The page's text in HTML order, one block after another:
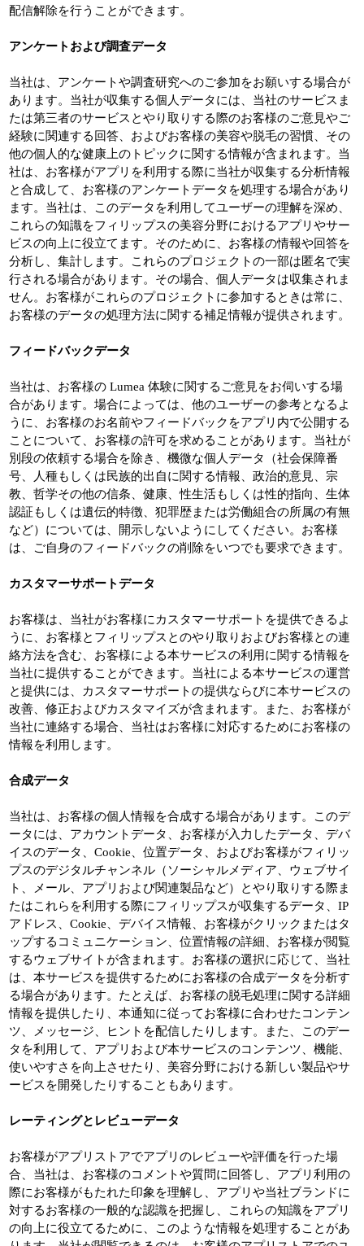
配信解除を行うことができます。
アンケートおよび調査データ
当社は、アンケートや調査研究へのご参加をお願いする場合が
あります。当社が収集する個人データには、当社のサービスま
たは第三者のサービスとやり取りする際のお客様のご意見やご
経験に関連する回答、およびお客様の美容や脱毛の習慣、その
他の個人的な健康上のトピックに関する情報が含まれます。当
社は、お客様がアプリを利用する際に当社が収集する分析情報
と合成して、お客様のアンケートデータを処理する場合があり
ます。当社は、このデータを利用してユーザーの理解を深め、
これらの知識をフィリップスの美容分野におけるアプリやサー
ビスの向上に役立てます。そのために、お客様の情報や回答を
分析し、集計します。これらのプロジェクトの一部は匿名で実
行される場合があります。その場合、個人データは収集されま
せん。お客様がこれらのプロジェクトに参加するときは常に、
お客様のデータの処理方法に関する補足情報が提供されます。
フィードバックデータ
当社は、お客様の Lumea 体験に関するご意見をお伺いする場
合があります。場合によっては、他のユーザーの参考となるよ
うに、お客様のお名前やフィードバックをアプリ内で公開する
ことについて、お客様の許可を求めることがあります。当社が
別段の依頼する場合を除き、機微な個人データ（社会保障番
号、人種もしくは民族的出自に関する情報、政治的意見、宗
教、哲学その他の信条、健康、性生活もしくは性的指向、生体
認証もしくは遺伝的特徴、犯罪歴または労働組合の所属の有無
など）については、開示しないようにしてください。お客様
は、ご自身のフィードバックの削除をいつでも要求できます。
カスタマーサポートデータ
お客様は、当社がお客様にカスタマーサポートを提供できるよ
うに、お客様とフィリップスとのやり取りおよびお客様との連
絡方法を含む、お客様による本サービスの利用に関する情報を
当社に提供することができます。当社による本サービスの運営
と提供には、カスタマーサポートの提供ならびに本サービスの
改善、修正およびカスタマイズが含まれます。また、お客様が
当社に連絡する場合、当社はお客様に対応するためにお客様の
情報を利用します。
合成データ
当社は、お客様の個人情報を合成する場合があります。このデ
ータには、アカウントデータ、お客様が入力したデータ、デバ
イスのデータ、Cookie、位置データ、およびお客様がフィリッ
プスのデジタルチャンネル（ソーシャルメディア、ウェブサイ
ト、メール、アプリおよび関連製品など）とやり取りする際ま
たはこれらを利用する際にフィリップスが収集するデータ、IP
アドレス、Cookie、デバイス情報、お客様がクリックまたはタ
ップするコミュニケーション、位置情報の詳細、お客様が閲覧
するウェブサイトが含まれます。お客様の選択に応じて、当社
は、本サービスを提供するためにお客様の合成データを分析す
る場合があります。たとえば、お客様の脱毛処理に関する詳細
情報を提供したり、本通知に従ってお客様に合わせたコンテン
ツ、メッセージ、ヒントを配信したりします。また、このデー
タを利用して、アプリおよび本サービスのコンテンツ、機能、
使いやすさを向上させたり、美容分野における新しい製品やサ
ービスを開発したりすることもあります。
レーティングとレビューデータ
お客様がアプリストアでアプリのレビューや評価を行った場
合、当社は、お客様のコメントや質問に回答し、アプリ利用の
際にお客様がもたれた印象を理解し、アプリや当社ブランドに
対するお客様の一般的な認識を把握し、これらの知識をアプリ
の向上に役立てるために、このような情報を処理することがあ